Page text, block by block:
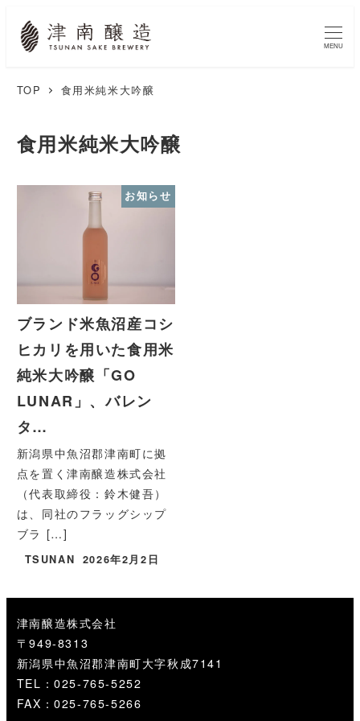
MENU
TOP 食用米純米大吟醸
食用米純米大吟醸
お知らせ
ブランド米魚沼産コシ
ヒカリを用いた食用米
純米大吟醸「GO
LUNAR」、バレン
タ…
新潟県中魚沼郡津南町に拠
点を置く津南醸造株式会社
（代表取締役：鈴木健吾）
は、同社のフラッグシップ
ブラ […]
TSUNAN 2026年2月2日
津南醸造株式会社
〒949-8313
新潟県中魚沼郡津南町大字秋成7141
TEL：025-765-5252
FAX：025-765-5266